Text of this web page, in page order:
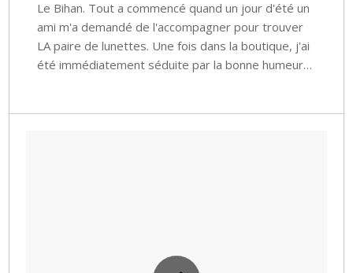
Le Bihan. Tout a commencé quand un jour d'été un
ami m'a demandé de l'accompagner pour trouver
LA paire de lunettes. Une fois dans la boutique, j'ai
été immédiatement séduite par la bonne humeur…